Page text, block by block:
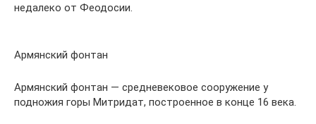
недалеко от Феодосии.
Армянский фонтан
Армянский фонтан — средневековое сооружение у
подножия горы Митридат, построенное в конце 16 века.